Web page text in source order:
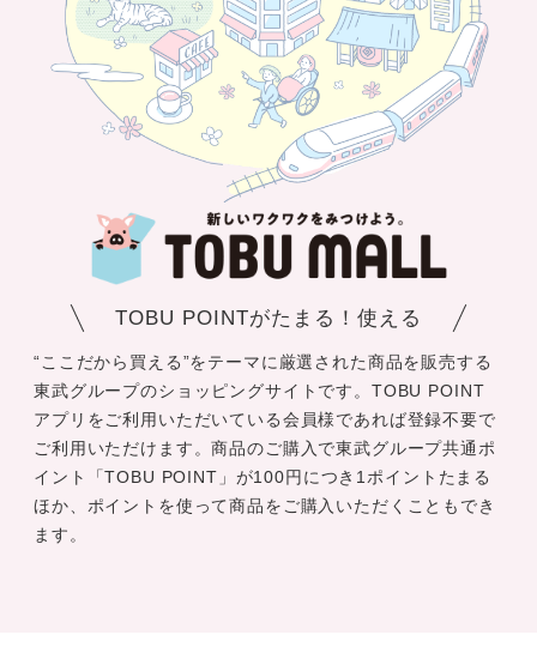
TOBU POINTがたまる！使える
“ここだから買える”をテーマに厳選された商品を販売する
東武グループのショッピングサイトです。TOBU POINT
アプリをご利用いただいている会員様であれば登録不要で
ご利用いただけます。商品のご購入で東武グループ共通ポ
イント「TOBU POINT」が100円につき1ポイントたまる
ほか、ポイントを使って商品をご購入いただくこともでき
ます。